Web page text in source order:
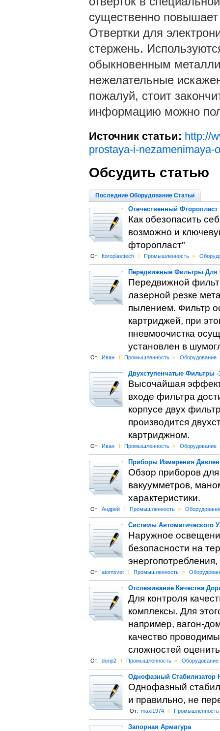
существенно повышает
Отвертки для
стержень.
обыкновенным
нежелательные
пожалуй, стоит
информацию можно
Источник статьи: http://
prostaya-i-nezamenimaya-
Обсудить статью
Последние Оборудование Статьи
Отечественный Фторопласт
Как обезопасить
возможно и
фторопласт"
От: ftoroplasttech l Промышленность >
Передвижные Фильтры Для
Передвижной
лазерной резке
пылением. Фильтр
картриджей, при
пневмоочистка
установлен в
От: Иван l Промышленность > Оборудование l
Двухступенчатые Фильтры
Высочайшая
входе фильтра
корпусе двух
производится
картриджном.
От: Иван l Промышленность > Оборудование l
Приборы Измерения
Обзор приборов
вакуумметров,
характеристики.
От: Андрей l Промышленность >
Системы Автоматического
Наружное
безопасности на
От: atomsvet l Промышленность >
Отслеживание Качества
Для контроля
комплексы. Для
например, вагон-
качество
сложностей
От: dorip2 l Промышленность > Оборудование
Однофазный
Однофазный
и правильно, не
От: maxi1974 l Промышленность
Запорная Арматура